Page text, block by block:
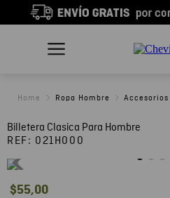
Ropa Hombre Accesorios
Billetera Clasica Para Hombre
REF: 021H000
$55,00